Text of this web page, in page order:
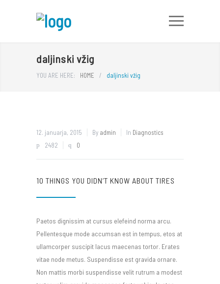
daljinski vžig
YOU ARE HERE: HOME / daljinski vžig
12. januarja, 2015 By admin In Diagnostics
2482
0
10 THINGS YOU DIDN’T KNOW ABOUT TIRES
Paetos dignissim at cursus elefeind norma arcu.
Pellentesque mode accumsan est in tempus, etos at
ullamcorper suscipit lacus maecenas tortor. Erates
vitae node metus. Suspendisse est gravida ornare.
Non mattis morbi suspendisse velit rutrum a modest